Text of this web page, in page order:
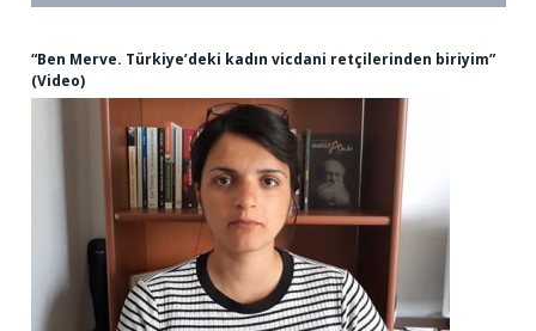
“Ben Merve. Türkiye’deki kadın vicdani retçilerinden biriyim”
(Video)